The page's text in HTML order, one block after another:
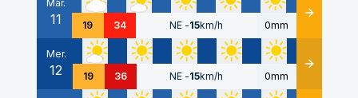
Mar.
11 19 34 NE -15km/h 0mm Détails
Mer.
12 19 36 NE -15km/h 0mm Détails